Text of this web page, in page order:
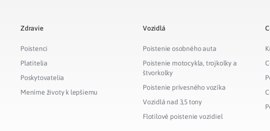
Zdravie
Poistenci
Platitelia
Poskytovatelia
Meníme životy k lepšiemu
Vozidlá
Poistenie osobného auta
Poistenie motocykla, trojkolky a
štvorkolky
Poistenie prívesného vozíka
Vozidlá nad 3,5 tony
Flotilové poistenie vozidiel